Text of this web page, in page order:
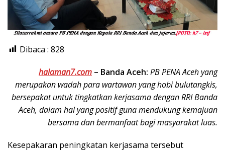
Dibaca : 828
halaman7.com – Banda Aceh: PB PENA Aceh yang
merupakan wadah para wartawan yang hobi bulutangkis,
bersepakat untuk tingkatkan kerjasama dengan RRI Banda
Aceh, dalam hal yang positif guna mendukung kemajuan
bersama dan bermanfaat bagi masyarakat luas.
Kesepakaran peningkatan kerjasama tersebut